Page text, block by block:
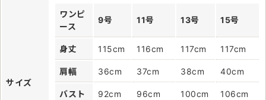
サイズ
ワンピ
ース
9号 11号 13号 15号
身丈 115cm 116cm 117cm 117cm
肩幅 36cm 37cm 38cm 40cm
バスト 92cm 96cm 100cm 106cm